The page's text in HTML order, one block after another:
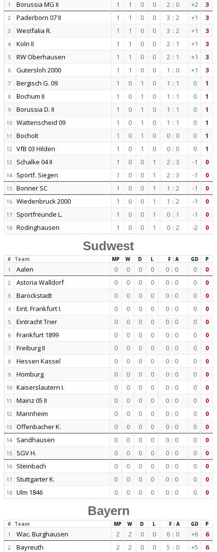
1 Borussia MG II 1 1 0 0 2 : 0 +2 3
2 Paderborn 07 II 1 1 0 0 3 : 2 +1 3
3 Westfalia R. 1 1 0 0 3 : 2 +1 3
4 Koln II 1 1 0 0 2 : 1 +1 3
5 RW Oberhausen 1 1 0 0 2 : 1 +1 3
6 Gutersloh 2000 1 1 0 0 1 : 0 +1 3
7 Bergisch G. 09 1 0 1 0 1 : 1 0 1
8 Bochum II 1 0 1 0 1 : 1 0 1
9 Borussia D. II 1 0 1 0 1 : 1 0 1
10 Wattenscheid 09 1 0 1 0 1 : 1 0 1
11 Bocholt 1 0 1 0 0 : 0 0 1
12 VfB 03 Hilden 1 0 1 0 0 : 0 0 1
13 Schalke 04 II 1 0 0 1 2 : 3 -1 0
14 Sportf. Siegen 1 0 0 1 2 : 3 -1 0
15 Bonner SC 1 0 0 1 1 : 2 -1 0
16 Wiedenbruck 2000 1 0 0 1 1 : 2 -1 0
17 Sportfreunde L. 1 0 0 1 0 : 1 -1 0
18 Rodinghausen 1 0 0 1 0 : 2 -2 0
Sudwest
# Team MP W D L F : A GD P
1 Aalen 0 0 0 0 0 : 0 0 0
2 Astoria Walldorf 0 0 0 0 0 : 0 0 0
3 Barockstadt 0 0 0 0 0 : 0 0 0
4 Eint. Frankfurt I. 0 0 0 0 0 : 0 0 0
5 Eintracht Trier 0 0 0 0 0 : 0 0 0
6 Frankfurt 1899 0 0 0 0 0 : 0 0 0
7 Freiburg II 0 0 0 0 0 : 0 0 0
8 Hessen Kassel 0 0 0 0 0 : 0 0 0
9 Homburg 0 0 0 0 0 : 0 0 0
10 Kaiserslautern I. 0 0 0 0 0 : 0 0 0
11 Mainz 05 II 0 0 0 0 0 : 0 0 0
12 Mannheim 0 0 0 0 0 : 0 0 0
13 Offenbacher K. 0 0 0 0 0 : 0 0 0
14 Sandhausen 0 0 0 0 0 : 0 0 0
15 SGV H. 0 0 0 0 0 : 0 0 0
16 Steinbach 0 0 0 0 0 : 0 0 0
17 Stuttgarter K. 0 0 0 0 0 : 0 0 0
18 Ulm 1846 0 0 0 0 0 : 0 0 0
Bayern
# Team MP W D L F : A GD P
1 Wac. Burghausen 2 2 0 0 6 : 0 +6 6
2 Bayreuth 2 2 0 0 5 : 0 +5 6